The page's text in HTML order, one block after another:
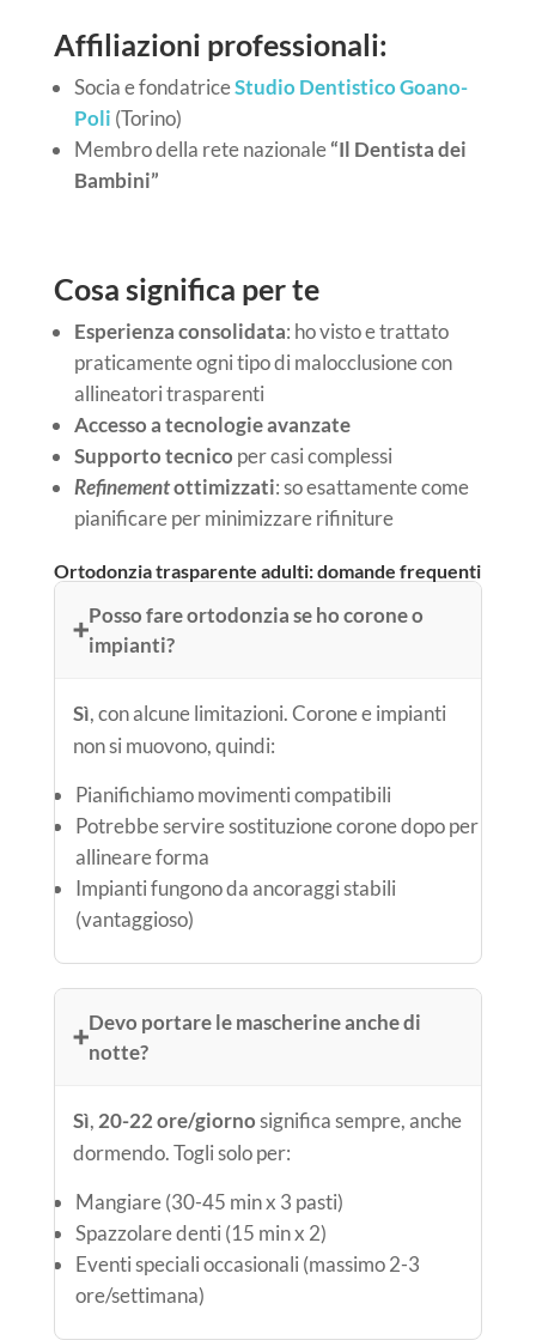
Affiliazioni professionali:
Socia e fondatriceStudio Dentistico Goano-
Poli (Torino)
Membro della rete nazionale“Il Dentista dei
Bambini”
Cosa significa per te
Esperienza consolidata: ho visto e trattato
praticamente ogni tipo di malocclusione con
allineatori trasparenti
Accesso a tecnologie avanzate
Supporto tecnico per casi complessi
Refinementottimizzati: so esattamente come
pianificare per minimizzare rifiniture
Ortodonzia trasparente adulti: domande frequenti
➕
Posso fare ortodonzia se ho corone o
impianti?
Sì, con alcune limitazioni. Corone e impianti
non si muovono, quindi:
Pianifichiamo movimenti compatibili
Potrebbe servire sostituzione corone dopo per
allineare forma
Impianti fungono da ancoraggi stabili
(vantaggioso)
➕
Devo portare le mascherine anche di
notte?
Sì, 20-22 ore/giornosignifica sempre, anche
dormendo. Togli solo per:
Mangiare (30-45 min x 3 pasti)
Spazzolare denti (15 min x 2)
Eventi speciali occasionali (massimo 2-3
ore/settimana)